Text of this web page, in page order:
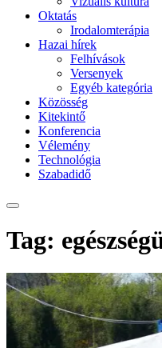
Oktatás
Irodalomterápia
Hazai hírek
Felhívások
Versenyek
Egyéb kategória
Közösség
Kitekintő
Konferencia
Vélemény
Technológia
Szabadidő
Tag: